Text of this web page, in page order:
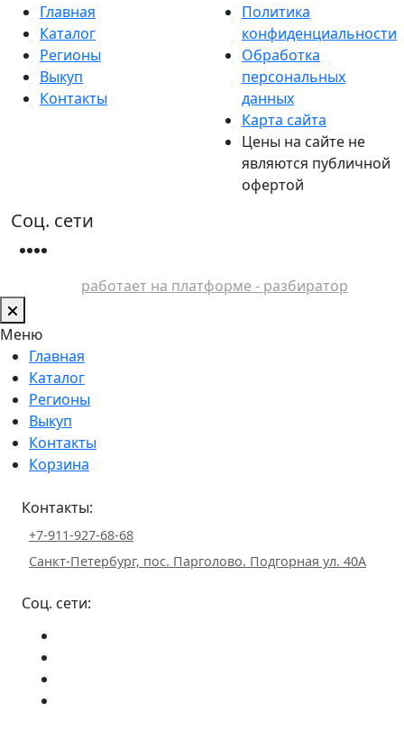
Главная
Каталог
Регионы
Выкуп
Контакты
Политика
конфиденциальности
Обработка
персональных
данных
Карта сайта
Цены на сайте не
являются публичной
офертой
Соц. сети
работает на платформе - разбиратор
Меню
Главная
Каталог
Регионы
Выкуп
Контакты
Корзина
Контакты:
+7-911-927-68-68
Санкт-Петербург, пос. Парголово. Подгорная ул. 40А
Соц. сети: